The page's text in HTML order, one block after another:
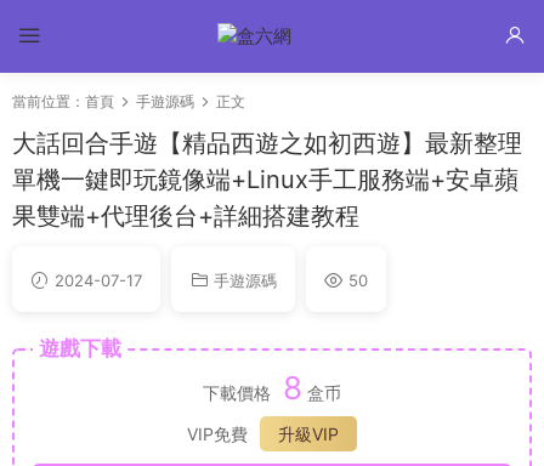
當前位置： 首頁 手遊源碼 正文
大話回合手遊【精品西遊之如初西遊】最新整理
單機一鍵即玩鏡像端+Linux手工服務端+安卓蘋
果雙端+代理後台+詳細搭建教程
2024-07-17 手遊源碼 50
遊戲下載
下載價格 8 盒币
VIP免費
升級VIP